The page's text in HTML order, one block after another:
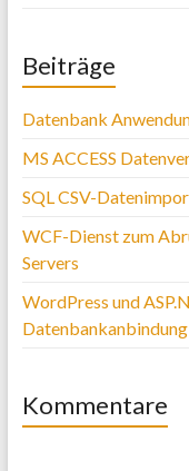
Beiträge
Datenbank
MS ACCESS
SQL CSV-
WCF-Dienst zum
Servers
WordPress und
Datenbankanbindung
Kommentare